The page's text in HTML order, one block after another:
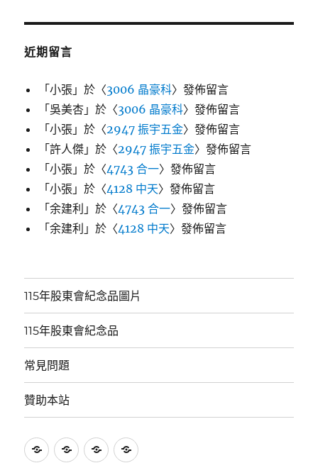
近期留言
「小張 」於〈3006 晶豪科〉發佈留言
「吳美杏 」於〈3006 晶豪科〉發佈留言
「小張 」於〈2947 振宇五金〉發佈留言
「許人傑 」於〈2947 振宇五金〉發佈留言
「小張 」於〈4743 合一〉發佈留言
「小張 」於〈4128 中天〉發佈留言
「余建利 」於〈4743 合一〉發佈留言
「余建利 」於〈4128 中天〉發佈留言
115年股東會紀念品圖片
115年股東會紀念品
常見問題
贊助本站
115
115
常
贊